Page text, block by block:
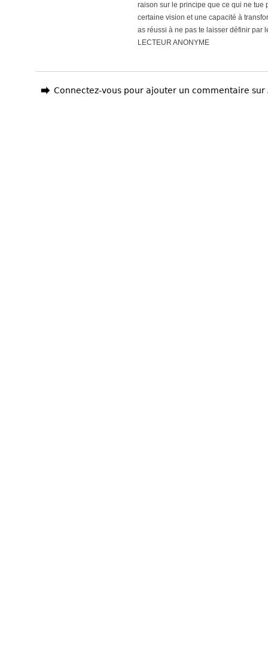
raison sur le principe que ce qui ne tue
certaine vision et une capacité à
as réussi à ne pas te laisser définir par
LECTEUR ANONYME
Connectez-vous pour ajouter un commentaire sur